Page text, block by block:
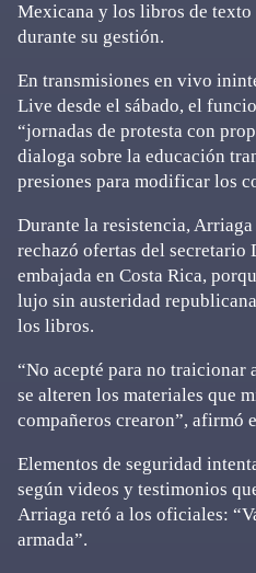
Mexicana y los libros de
durante su gestión.
En transmisiones en vivo
Live desde el sábado, el
“jornadas de protesta con
dialoga sobre la educación
presiones para modificar los
Durante la resistencia, Arriaga
rechazó ofertas del secretario
embajada en Costa Rica,
lujo sin austeridad
los libros.
“No acepté para no
se alteren los materiales que
compañeros crearon”, afirmó
Elementos de seguridad
según videos y testimonios
Arriaga retó a los oficiales:
armada”.